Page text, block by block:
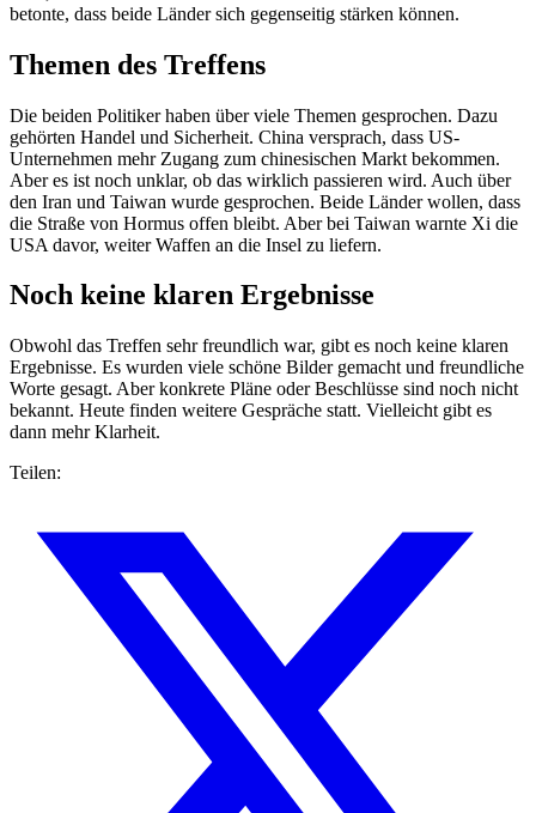
betonte, dass beide Länder sich gegenseitig stärken können.
Themen des Treffens
Die beiden Politiker haben über viele Themen gesprochen. Dazu
gehörten Handel und Sicherheit. China versprach, dass US-
Unternehmen mehr Zugang zum chinesischen Markt bekommen.
Aber es ist noch unklar, ob das wirklich passieren wird. Auch über
den Iran und Taiwan wurde gesprochen. Beide Länder wollen, dass
die Straße von Hormus offen bleibt. Aber bei Taiwan warnte Xi die
USA davor, weiter Waffen an die Insel zu liefern.
Noch keine klaren Ergebnisse
Obwohl das Treffen sehr freundlich war, gibt es noch keine klaren
Ergebnisse. Es wurden viele schöne Bilder gemacht und freundliche
Worte gesagt. Aber konkrete Pläne oder Beschlüsse sind noch nicht
bekannt. Heute finden weitere Gespräche statt. Vielleicht gibt es
dann mehr Klarheit.
Teilen: